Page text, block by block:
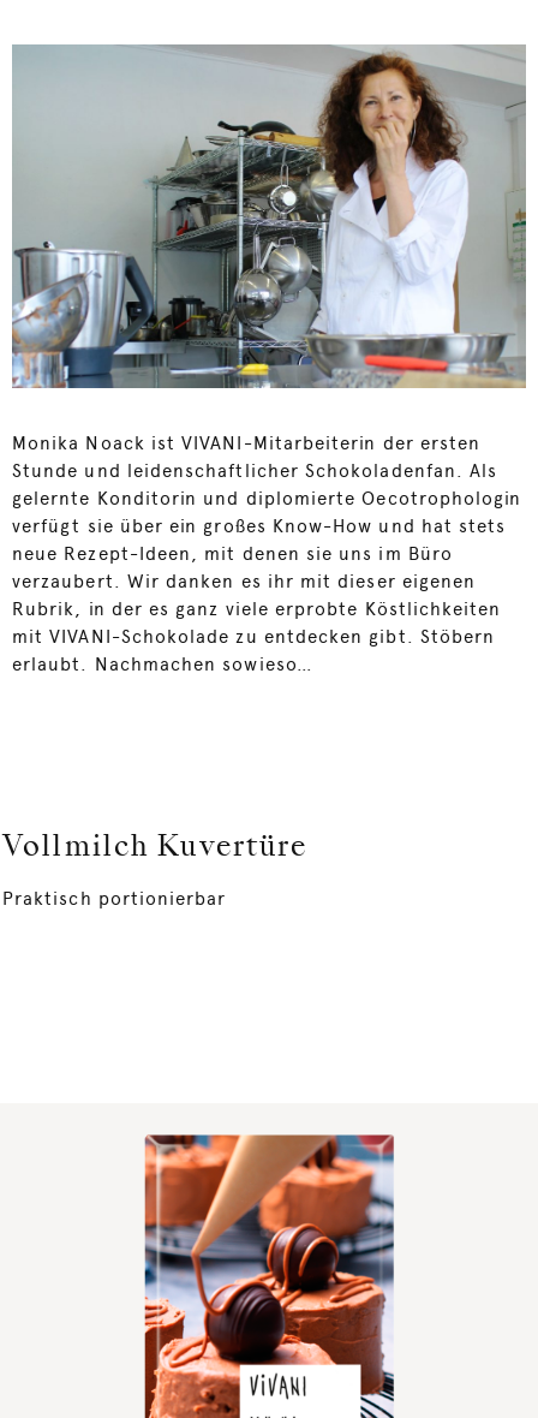
Monika Noack ist VIVANI-Mitarbeiterin der ersten
Stunde und leidenschaftlicher Schokoladenfan. Als
gelernte Konditorin und diplomierte Oecotrophologin
verfügt sie über ein großes Know-How und hat stets
neue Rezept-Ideen, mit denen sie uns im Büro
verzaubert. Wir danken es ihr mit dieser eigenen
Rubrik, in der es ganz viele erprobte Köstlichkeiten
mit VIVANI-Schokolade zu entdecken gibt. Stöbern
erlaubt. Nachmachen sowieso…
Vollmilch Kuvertüre
Praktisch portionierbar